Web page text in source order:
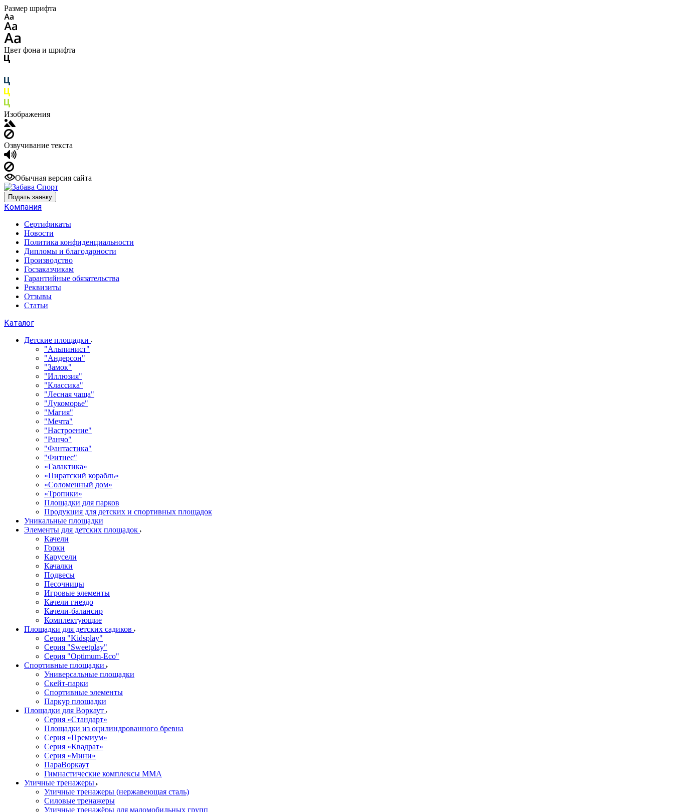
Размер шрифта
Цвет фона и шрифта
Изображения
Озвучивание текста
Обычная версия сайта
Подать заявку
Компания
Сертификаты
Новости
Политика конфиденциальности
Дипломы и благодарности
Производство
Госзаказчикам
Гарантийные обязательства
Реквизиты
Отзывы
Статьи
Каталог
Детские площадки
"Альпинист"
"Андерсон"
"Замок"
"Иллюзия"
"Классика"
"Лесная чаща"
"Лукоморье"
"Магия"
"Мечта"
"Настроение"
"Ранчо"
"Фантастика"
"Фитнес"
«Галактика»
«Пиратский корабль»
«Соломенный дом»
«Тропики»
Площадки для парков
Продукция для детских и спортивных площадок
Уникальные площадки
Элементы для детских площадок
Качели
Горки
Карусели
Качалки
Подвесы
Песочницы
Игровые элементы
Качели гнездо
Качели-балансир
Комплектующие
Площадки для детских садиков
Серия "Kidsplay"
Серия "Sweetplay"
Серия "Оptimum-Еco"
Спортивные площадки
Универсальные площадки
Скейт-парки
Спортивные элементы
Паркур площадки
Площадки для Воркаут
Серия «Стандарт»
Площадки из оцилиндрованного бревна
Серия «Премиум»
Серия «Квадрат»
Серия «Мини»
ПараВоркаут
Гимнастические комплексы ММА
Уличные тренажеры
Уличные тренажеры (нержавеющая сталь)
Силовые тренажеры
Уличные тренажёры для маломобильных групп